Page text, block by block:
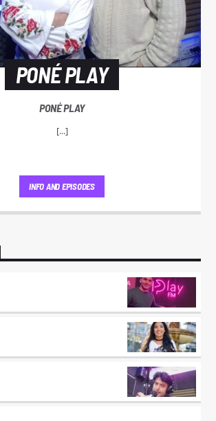
PONÉ PLAY
PONÉ PLAY
[...]
INFO AND EPISODES